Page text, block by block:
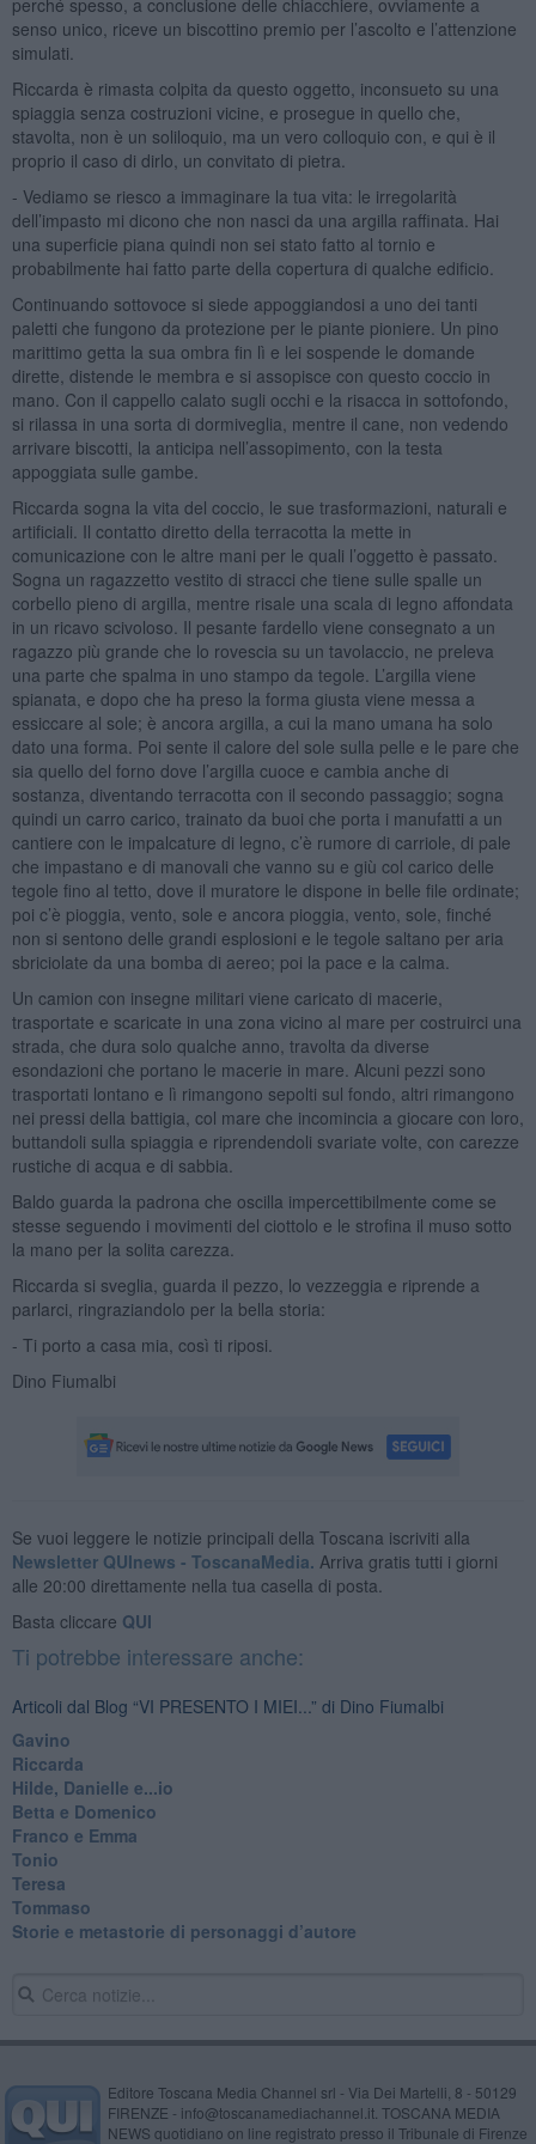
senso unico, riceve un biscottino premio per l’ascolto e l’attenzione
simulati.
Riccarda è rimasta colpita da questo oggetto, inconsueto su una
spiaggia senza costruzioni vicine, e prosegue in quello che,
stavolta, non è un soliloquio, ma un vero colloquio con, e qui è il
proprio il caso di dirlo, un convitato di pietra.
- Vediamo se riesco a immaginare la tua vita: le irregolarità
dell’impasto mi dicono che non nasci da una argilla raffinata. Hai
una superficie piana quindi non sei stato fatto al tornio e
probabilmente hai fatto parte della copertura di qualche edificio.
Continuando sottovoce si siede appoggiandosi a uno dei tanti
paletti che fungono da protezione per le piante pioniere. Un pino
marittimo getta la sua ombra fin lì e lei sospende le domande
dirette, distende le membra e si assopisce con questo coccio in
mano. Con il cappello calato sugli occhi e la risacca in sottofondo,
si rilassa in una sorta di dormiveglia, mentre il cane, non vedendo
arrivare biscotti, la anticipa nell’assopimento, con la testa
appoggiata sulle gambe.
Riccarda sogna la vita del coccio, le sue trasformazioni, naturali e
artificiali. Il contatto diretto della terracotta la mette in
comunicazione con le altre mani per le quali l’oggetto è passato.
Sogna un ragazzetto vestito di stracci che tiene sulle spalle un
corbello pieno di argilla, mentre risale una scala di legno affondata
in un ricavo scivoloso. Il pesante fardello viene consegnato a un
ragazzo più grande che lo rovescia su un tavolaccio, ne preleva
una parte che spalma in uno stampo da tegole. L’argilla viene
spianata, e dopo che ha preso la forma giusta viene messa a
essiccare al sole; è ancora argilla, a cui la mano umana ha solo
dato una forma. Poi sente il calore del sole sulla pelle e le pare che
sia quello del forno dove l’argilla cuoce e cambia anche di
sostanza, diventando terracotta con il secondo passaggio; sogna
quindi un carro carico, trainato da buoi che porta i manufatti a un
cantiere con le impalcature di legno, c’è rumore di carriole, di pale
che impastano e di manovali che vanno su e giù col carico delle
tegole fino al tetto, dove il muratore le dispone in belle file ordinate;
poi c’è pioggia, vento, sole e ancora pioggia, vento, sole, finché
non si sentono delle grandi esplosioni e le tegole saltano per aria
sbriciolate da una bomba di aereo; poi la pace e la calma.
Un camion con insegne militari viene caricato di macerie,
trasportate e scaricate in una zona vicino al mare per costruirci una
strada, che dura solo qualche anno, travolta da diverse
esondazioni che portano le macerie in mare. Alcuni pezzi sono
trasportati lontano e lì rimangono sepolti sul fondo, altri rimangono
nei pressi della battigia, col mare che incomincia a giocare con loro,
buttandoli sulla spiaggia e riprendendoli svariate volte, con carezze
rustiche di acqua e di sabbia.
Baldo guarda la padrona che oscilla impercettibilmente come se
stesse seguendo i movimenti del ciottolo e le strofina il muso sotto
la mano per la solita carezza.
Riccarda si sveglia, guarda il pezzo, lo vezzeggia e riprende a
parlarci, ringraziandolo per la bella storia:
- Ti porto a casa mia, così ti riposi.
Dino Fiumalbi
Se vuoi leggere le notizie principali della Toscana iscriviti alla
Newsletter QUInews - ToscanaMedia. Arriva gratis tutti i giorni
alle 20:00 direttamente nella tua casella di posta.
Basta cliccare QUI
Ti potrebbe interessare anche:
Articoli dal Blog “VI PRESENTO I MIEI...” di Dino Fiumalbi
Gavino
Riccarda
Hilde, Danielle e...io
Betta e Domenico
​Franco e Emma
Tonio
Teresa
Tommaso
​Storie e metastorie di personaggi d’autore
Editore Toscana Media Channel srl - Via Dei Martelli, 8 - 50129
FIRENZE - info@toscanamediachannel.it. TOSCANA MEDIA
NEWS quotidiano on line registrato presso il Tribunale di Firenze